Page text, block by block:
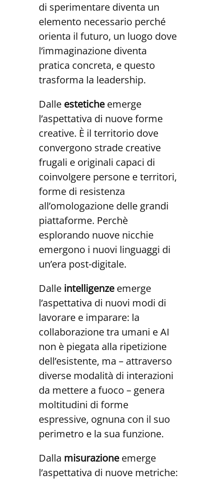
di sperimentare diventa un
elemento necessario perché
orienta il futuro, un luogo dove
l’immaginazione diventa
pratica concreta, e questo
trasforma la leadership.
Dalle estetiche emerge
l’aspettativa di nuove forme
creative. È il territorio dove
convergono strade creative
frugali e originali capaci di
coinvolgere persone e territori,
forme di resistenza
all’omologazione delle grandi
piattaforme. Perchè
esplorando nuove nicchie
emergono i nuovi linguaggi di
un’era post-digitale.
Dalle intelligenze emerge
l’aspettativa di nuovi modi di
lavorare e imparare: la
collaborazione tra umani e AI
non è piegata alla ripetizione
dell’esistente, ma – attraverso
diverse modalità di interazioni
da mettere a fuoco – genera
moltitudini di forme
espressive, ognuna con il suo
perimetro e la sua funzione.
Dalla misurazione emerge
l’aspettativa di nuove metriche: